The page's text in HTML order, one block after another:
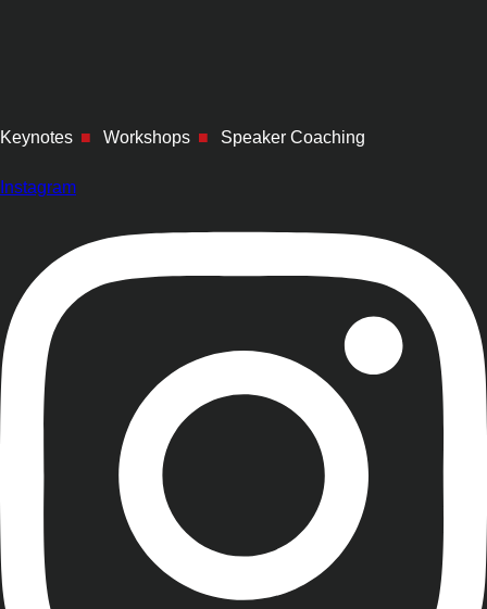
Keynotes ■ Workshops ■ Speaker Coaching
Instagram